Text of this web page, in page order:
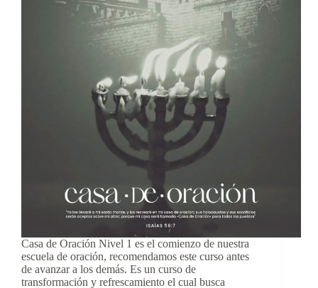
Casa de Oración Nivel 1 es el comienzo de nuestra
escuela de oración, recomendamos este curso antes
de avanzar a los demás. Es un curso de
transformación y refrescamiento el cual busca